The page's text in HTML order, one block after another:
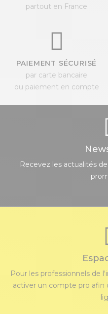
partout en France
PAIEMENT SÉCURISÉ
par carte bancaire
ou paiement en compte
Recevez les actualités
Pour les professionnels de
activer un compte pro afin